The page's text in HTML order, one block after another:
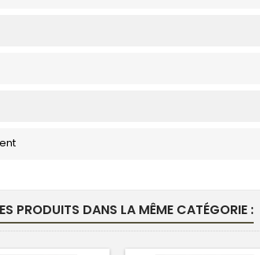
PRODUITS DANS LA MÊME CATÉGORIE :